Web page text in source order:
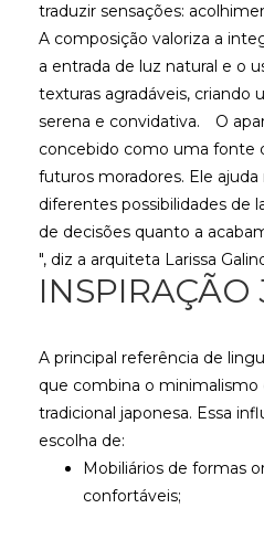
traduzir sensações:
A composição valoriza a
a entrada de luz natural e o
texturas agradáveis, criando
serena e convidativa.
O
concebido como uma fonte
futuros moradores. Ele ajuda
diferentes possibilidades de
de decisões quanto a
", diz a arquiteta Larissa
INSPIRAÇÃO
A principal referência de
que combina o minimalismo
tradicional japonesa. Essa
escolha de:
Mobiliários de formas
confortáveis;